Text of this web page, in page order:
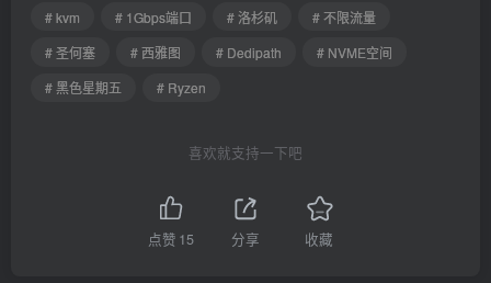
# kvm
# 1Gbps端口 # 洛杉矶
# 不限流量
# 圣何塞
# 西雅图 # Dedipath
# NVME空间
# 黑色星期五
# Ryzen
喜欢就支持一下吧
点赞 15 分享 收藏